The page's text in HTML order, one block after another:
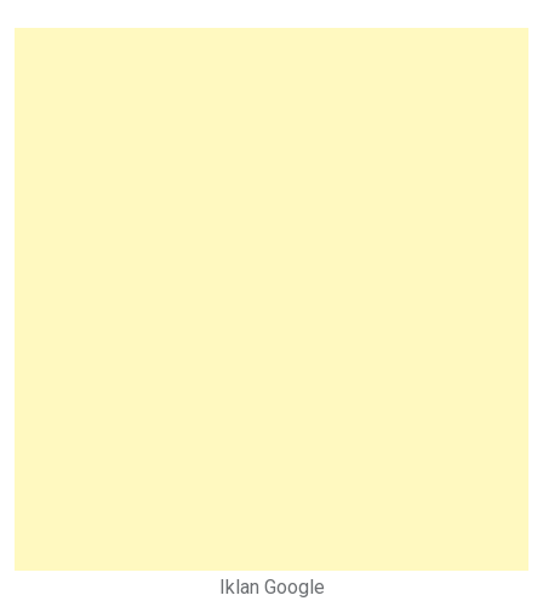
Iklan Google